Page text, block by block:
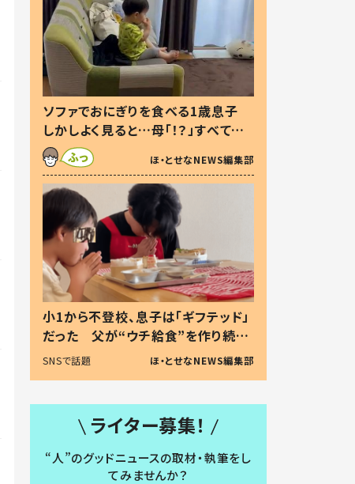
ソファでおにぎりを食べる1歳息子
しかしよく見ると…母「！？」すべてを
察した母の投稿に「可愛いから許
す！」「現行犯〜」
ほ・とせなNEWS編集部
小1から不登校、息子は「ギフテッド」
だった 父が“ウチ給食”を作り続け
る理由とは #令和の親 #令和の子
SNSで話題 ほ・とせなNEWS編集部
ライター募集！
“人”のグッドニュースの取材・執筆をし
てみませんか？